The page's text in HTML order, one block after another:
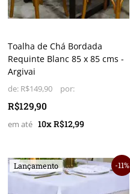
Toalha de Chá Bordada
Requinte Blanc 85 x 85 cms -
Argivai
de: R$149,90
R$129,90
10x R$12,99
Lançamento 11%